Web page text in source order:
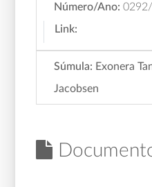
Número/Ano:
Link:
Súmula: Exonera
Jacobsen